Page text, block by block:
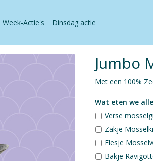
Week-Actie's Dinsdag actie
Jumbo
Met een 100%
Wat eten we
Verse
Zakje
Flesje
Bakje